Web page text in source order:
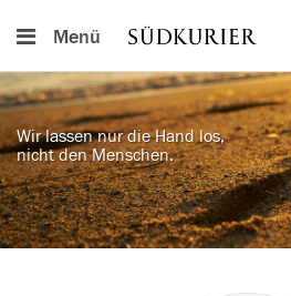
Menü
Wir lassen nur die Hand los,
nicht den Menschen.